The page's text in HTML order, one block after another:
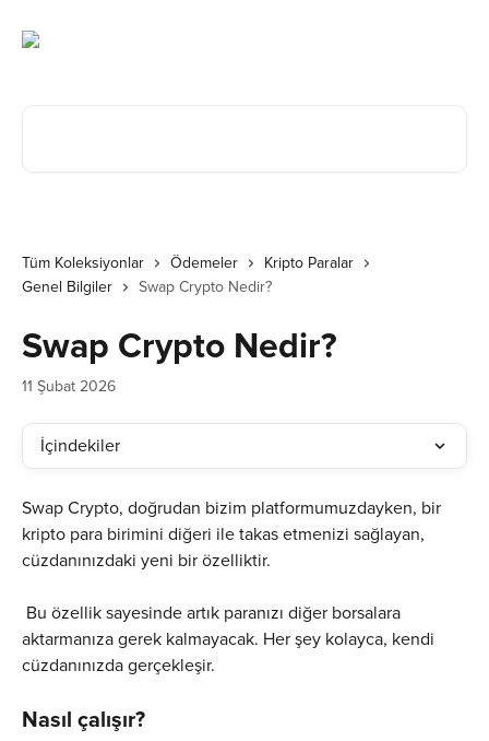
Tüm Koleksiyonlar Ödemeler
Kripto Paralar
Genel Bilgiler
Swap Crypto Nedir?
Swap Crypto Nedir?
11 Şubat 2026
İçindekiler
Swap Crypto, doğrudan bizim platformumuzdayken, bir
kripto para birimini diğeri ile takas etmenizi sağlayan,
cüzdanınızdaki yeni bir özelliktir.
aktarmanıza gerek kalmayacak. Her şey kolayca, kendi
cüzdanınızda gerçekleşir.
Nasıl çalışır?